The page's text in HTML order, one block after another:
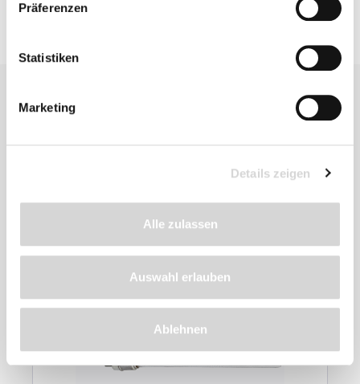
Präferenzen
Statistiken
Marketing
Details zeigen
Alle zulassen
Auswahl erlauben
Ablehnen